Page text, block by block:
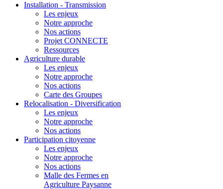
Installation - Transmission
Les enjeux
Notre approche
Nos actions
Projet CONNECTE
Ressources
Agriculture durable
Les enjeux
Notre approche
Nos actions
Carte des Groupes
Relocalisation - Diversification
Les enjeux
Notre approche
Nos actions
Participation citoyenne
Les enjeux
Notre approche
Nos actions
Malle des Fermes en
Agriculture Paysanne